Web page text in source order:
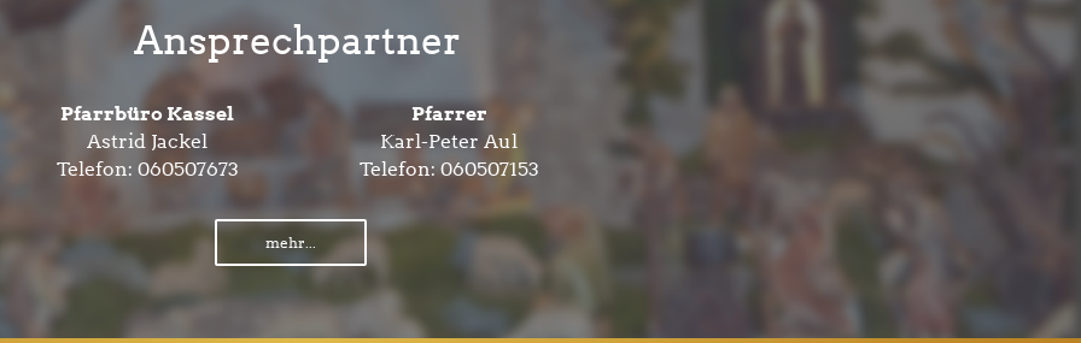
Ansprechpartner
Pfarrbüro Kassel
Astrid Jackel
Telefon: 060507673
Pfarrer
Karl-Peter Aul
Telefon:060507153
mehr...